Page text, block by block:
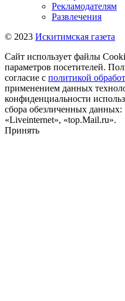
Рекламодателям
Развлечения
© 2023 Искитимская газета
Сайт использует файлы
параметров посетителей.
согласие с политикой
применением данных
конфиденциальности
сбора обезличенных
«Liveinternet», «top.Mail.ru».
Принять